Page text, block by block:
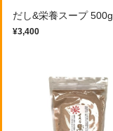
だし&栄養スープ 500g
¥3,400